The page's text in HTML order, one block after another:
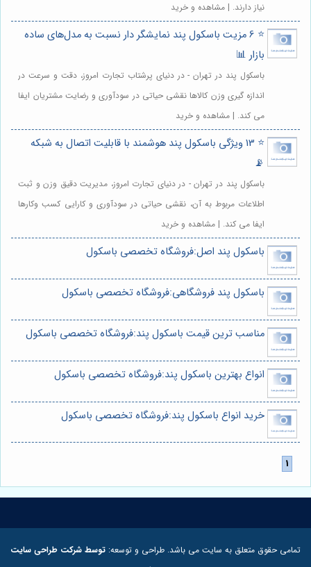
نیاز دارند. | مشاهده و خرید
⭐️ 6 مزیت باسکول پند نمایشگر دار نسبت به مدل‌های ساده
بازار 📊
باسکول پند در تهران - در دنیای پرشتاب تجارت امروز، دقت و سرعت در
اندازه گیری وزن کالاها نقشی حیاتی در سودآوری و رضایت مشتریان ایفا
می کند. | مشاهده و خرید
⭐️ 13 ویژگی باسکول پند هوشمند با قابلیت اتصال به شبکه
📡
باسکول پند در تهران - در دنیای تجارت امروز، مدیریت دقیق وزن و ثبت
اطلاعات مربوط به آن، نقشی حیاتی در سودآوری و کارایی کسب وکارها
ایفا می کند. | مشاهده و خرید
باسکول پند اصل:فروشگاه تخصصی باسکول
باسکول پند فروشگاهی:فروشگاه تخصصی باسکول
مناسب ترین قیمت باسکول پند:فروشگاه تخصصی باسکول
انواع بهترین باسکول پند:فروشگاه تخصصی باسکول
خرید انواع باسکول پند:فروشگاه تخصصی باسکول
تمامی حقوق متعلق به سایت می باشد. طراحی و توسعه: توسط شرکت طراحی سایت